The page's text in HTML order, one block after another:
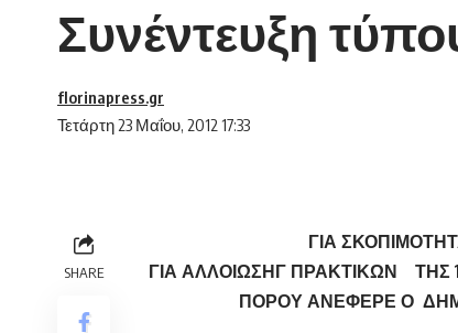
Συνέντευξη
Τετάρτη 23 Μαΐου, 2012 17:33
florinapress.gr
SHARE
ΓΙΑ
ΓΙΑ ΑΛΛΟΙΩΣΗΓ ΠΡΑΚΤΙΚΩΝ ΤΗΣ
ΠΟΡΟΥ ΑΝΕΦΕΡΕ Ο